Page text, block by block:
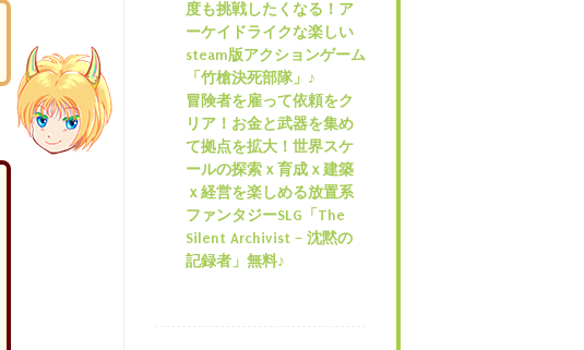
度も挑戦したくなる！ア
ーケイドライクな楽しい
steam版アクションゲーム
「竹槍決死部隊」♪
冒険者を雇って依頼をク
リア！お金と武器を集め
て拠点を拡大！世界スケ
ールの探索ｘ育成ｘ建築
ｘ経営を楽しめる放置系
ファンタジーSLG「The
Silent Archivist – 沈黙の
記録者」無料♪